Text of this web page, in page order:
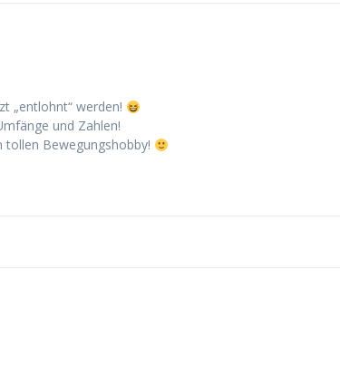
„entlohnt“ werden!
und Zahlen!
tollen Bewegungshobby!